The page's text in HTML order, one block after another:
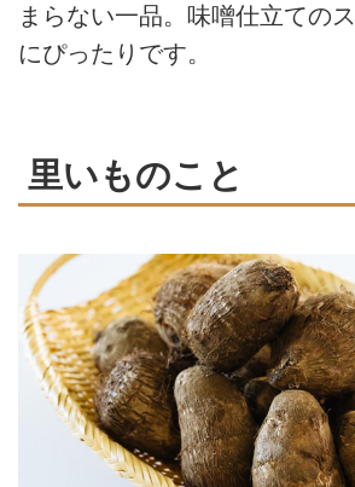
まらない一品。味噌仕立ての
にぴったりです。
里いものこと